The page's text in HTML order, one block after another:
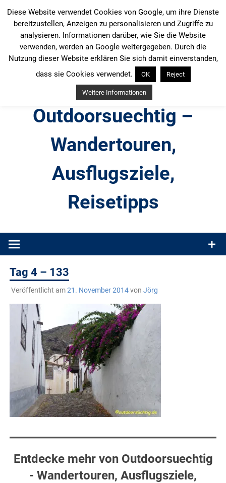
Inhalt
springen
Outdoorsuechtig –
Wandertouren,
Ausflugsziele,
Reisetipps
Produkttests und Buchrezensionen. Ein Blog für alle, die gern
Tag 4 – 133
Veröffentlicht am21. November 2014von Jörg
Entdecke mehr von Outdoorsuechtig
- Wandertouren, Ausflugsziele,
Diese Website verwendet Cookies von Google, um ihre Dienste
bereitzustellen, Anzeigen zu personalisieren und Zugriffe zu
analysieren. Informationen darüber, wie Sie die Website
verwenden, werden an Google weitergegeben. Durch die
Nutzung dieser Website erklären Sie sich damit einverstanden,
dass sie Cookies verwendet.
OK Reject
Weitere Informationen